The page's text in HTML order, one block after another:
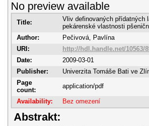
No preview available
Title:
Vliv definovaných přídatných
pekárenské vlastnosti
Author:
Pečivová, Pavlína
URI:
http://hdl.handle.net/10563/
Date:
2009-03-01
Publisher:
Univerzita Tomáše Bati ve
Page
count:
application/pdf
Availability: Bez omezení
Abstrakt: